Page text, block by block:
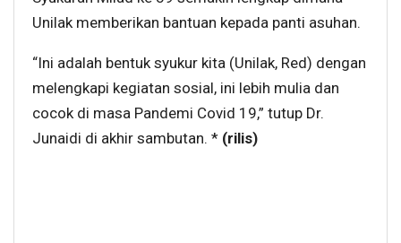
Unilak memberikan bantuan kepada panti asuhan.
“Ini adalah bentuk syukur kita (Unilak, Red) dengan
melengkapi kegiatan sosial, ini lebih mulia dan
cocok di masa Pandemi Covid 19,” tutup Dr.
Junaidi di akhir sambutan. * (rilis)